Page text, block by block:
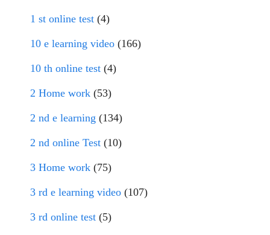
1 st online test (4)
10 e learning video (166)
10 th online test (4)
2 Home work (53)
2 nd e learning (134)
2 nd online Test (10)
3 Home work (75)
3 rd e learning video (107)
3 rd online test (5)